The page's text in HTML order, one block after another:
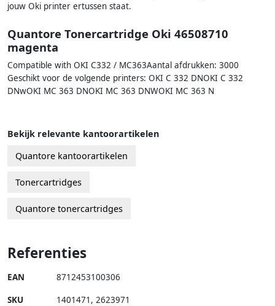
jouw Oki printer ertussen staat.
Quantore Tonercartridge Oki 46508710
magenta
Compatible with OKI C332 / MC363Aantal afdrukken: 3000
Geschikt voor de volgende printers: OKI C 332 DNOKI C 332
DNwOKI MC 363 DNOKI MC 363 DNWOKI MC 363 N
Bekijk relevante kantoorartikelen
Quantore kantoorartikelen
Tonercartridges
Quantore tonercartridges
Referenties
EAN 8712453100306
SKU 1401471 , 2623971